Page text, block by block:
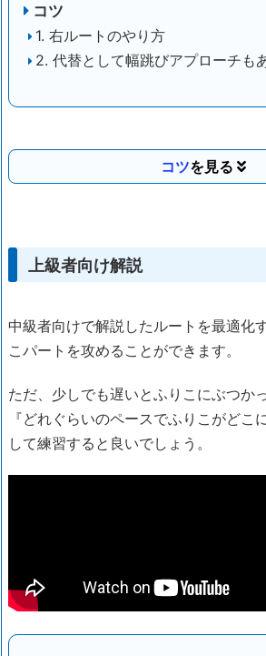
コツ
1. 右ルートのやり方
2. 代替として幅跳びアプローチも
コツ
上級者向け解説
中級者向けで解説したルートを最適化
こパートを攻めることができます。
ただ、少しでも遅いとふりこにぶつか
『どれぐらいのペースでふりこがどこ
して練習すると良いでしょう。